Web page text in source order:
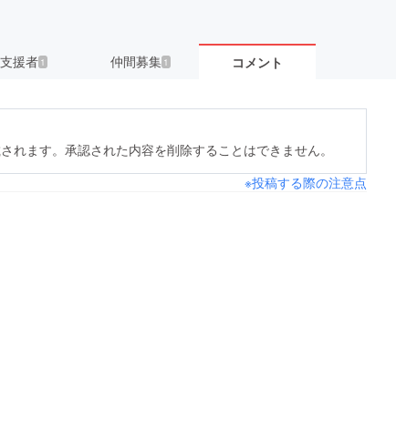
支援者 1 仲間募集 1 コメント
れます。承認された内容を削除することはできません。
※投稿する際の注意点